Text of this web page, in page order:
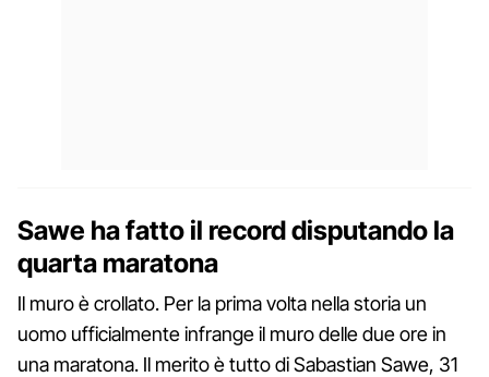
Sawe ha fatto il record disputando la
quarta maratona
Il muro è crollato. Per la prima volta nella storia un
uomo ufficialmente infrange il muro delle due ore in
una maratona. Il merito è tutto di Sabastian Sawe, 31